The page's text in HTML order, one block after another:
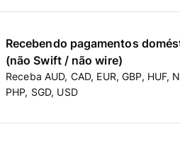
Recebendo pagamentos
(não Swift / não wire)
Receba AUD, CAD, EUR, GBP, HUF,
PHP, SGD, USD